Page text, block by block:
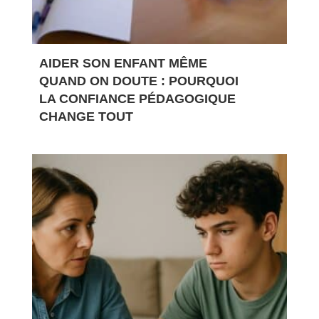
AIDER SON ENFANT MÊME
QUAND ON DOUTE : POURQUOI
LA CONFIANCE PÉDAGOGIQUE
CHANGE TOUT